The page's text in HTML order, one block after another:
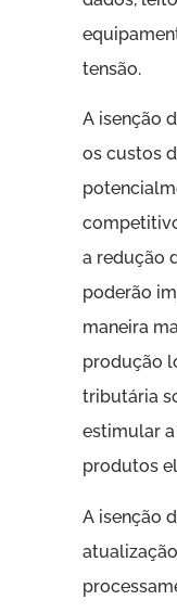
tensão.
A isenção
os custos
a redução
poderão
maneira
produção
tributária
estimular
produtos
A isenção